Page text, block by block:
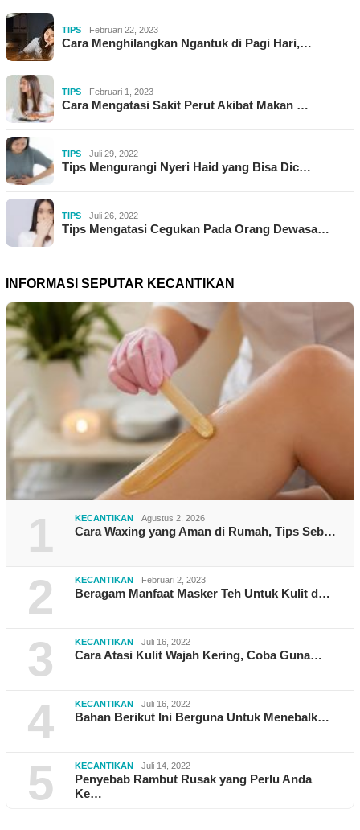
TIPS Februari 22, 2023
Cara Menghilangkan Ngantuk di Pagi Hari,…
TIPS Februari 1, 2023
Cara Mengatasi Sakit Perut Akibat Makan …
TIPS Juli 29, 2022
Tips Mengurangi Nyeri Haid yang Bisa Dic…
TIPS Juli 26, 2022
Tips Mengatasi Cegukan Pada Orang Dewasa…
INFORMASI SEPUTAR KECANTIKAN
1 KECANTIKAN Agustus 2, 2026
Cara Waxing yang Aman di Rumah, Tips Seb…
2 KECANTIKAN Februari 2, 2023
Beragam Manfaat Masker Teh Untuk Kulit d…
3 KECANTIKAN Juli 16, 2022
Cara Atasi Kulit Wajah Kering, Coba Guna…
4 KECANTIKAN Juli 16, 2022
Bahan Berikut Ini Berguna Untuk Menebalk…
5 KECANTIKAN Juli 14, 2022
Penyebab Rambut Rusak yang Perlu Anda
Ke…